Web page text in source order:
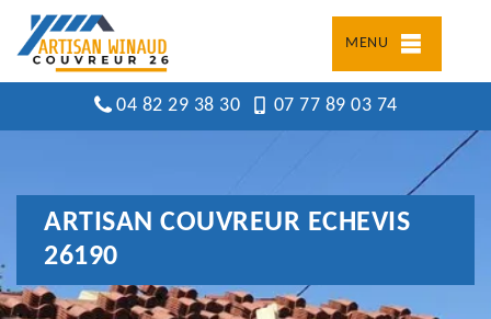
MENU
04 82 29 38 30 07 77 89 03 74
ARTISAN COUVREUR ECHEVIS
26190